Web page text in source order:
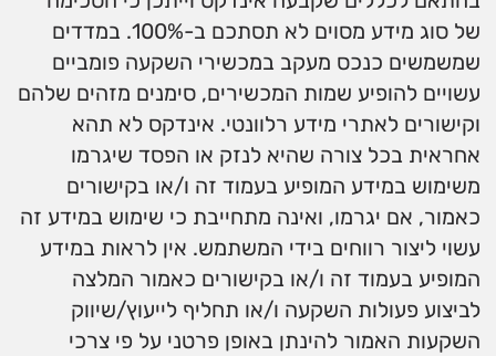
של סוג מידע מסוים לא תסתכם ב-100%. במדדים
שמשמשים כנכס מעקב במכשירי השקעה פומביים
עשויים להופיע שמות המכשירים, סימנים מזהים שלהם
וקישורים לאתרי מידע רלוונטי. אינדקס לא תהא
אחראית בכל צורה שהיא לנזק או הפסד שיגרמו
משימוש במידע המופיע בעמוד זה ו/או בקישורים
כאמור, אם יגרמו, ואינה מתחייבת כי שימוש במידע זה
עשוי ליצור רווחים בידי המשתמש. אין לראות במידע
המופיע בעמוד זה ו/או בקישורים כאמור המלצה
לביצוע פעולות השקעה ו/או תחליף לייעוץ/שיווק
השקעות האמור להינתן באופן פרטני על פי צרכי